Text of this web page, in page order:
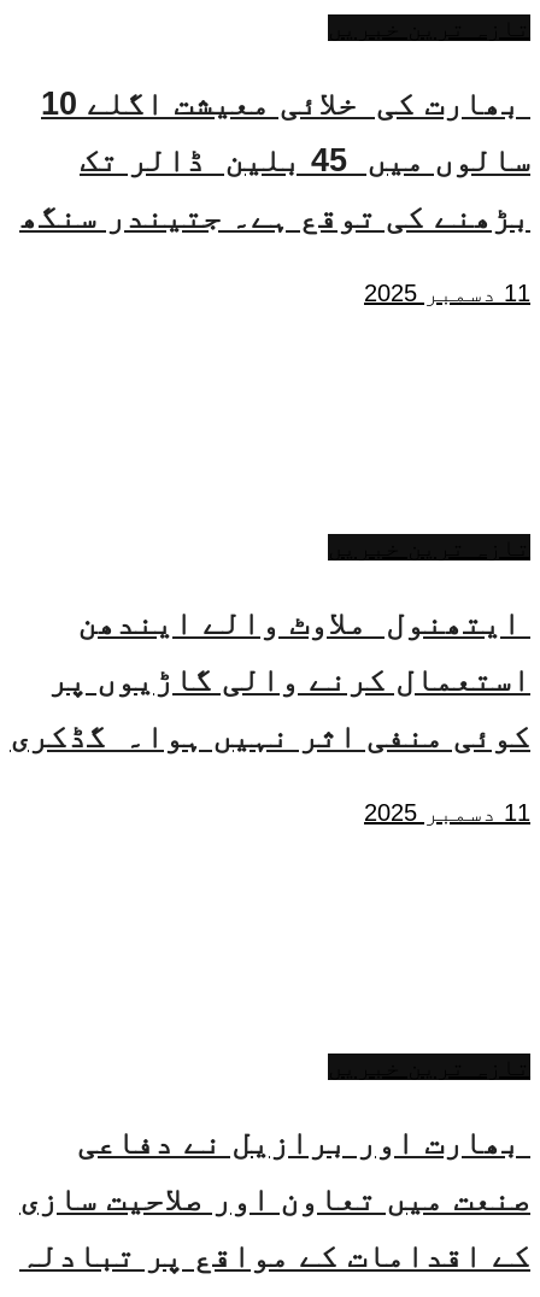
بھارت کی خلائی معیشت اگلے 10
سالوں میں 45 بلین ڈالر تک
بڑھنے کی توقع ہے۔ جتیندر سنگھ
11 دسمبر 2025
ایتھنول ملاوٹ والے ایندھن
استعمال کرنے والی گاڑیوں پر
کوئی منفی اثر نہیں ہوا۔ گڈکری
11 دسمبر 2025
بھارت اور برازیل نے دفاعی
صنعت میں تعاون اور صلاحیت سازی
کے اقدامات کے مواقع پر تبادلہ